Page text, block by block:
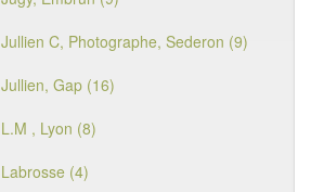
Jullien C, Photographe, Sederon (9)
Jullien, Gap (16)
L.M , Lyon (8)
Labrosse (4)